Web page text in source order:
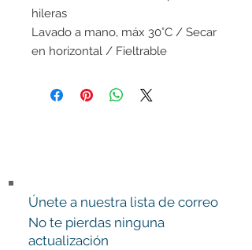
hileras
Lavado a mano, máx 30°C / Secar
en horizontal / Fieltrable
Únete a nuestra lista de correo
No te pierdas ninguna
actualización